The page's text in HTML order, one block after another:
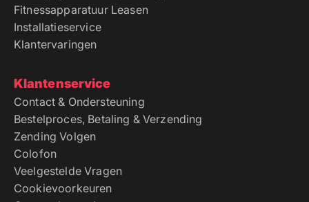
Fitnessapparatuur Leasen
Installatieservice
Klantervaringen
Klantenservice
Contact & Ondersteuning
Bestelproces, Betaling & Verzending
Zending Volgen
Colofon
Veelgestelde Vragen
Cookievoorkeuren